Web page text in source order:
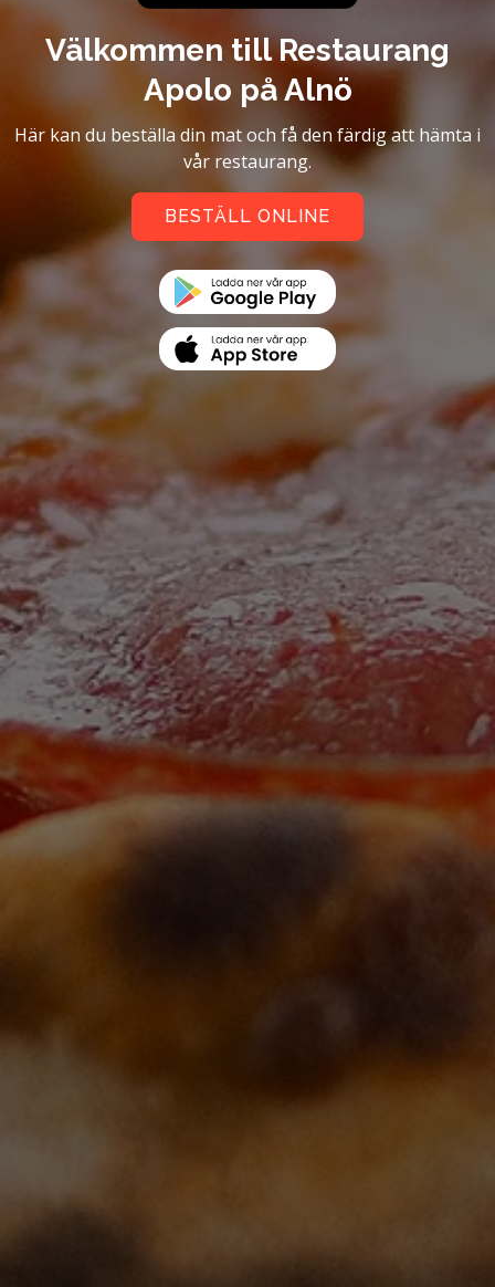
Välkommen till Restaurang
Apolo på Alnö
Här kan du beställa din mat och få den färdig att hämta i
vår restaurang.
BESTÄLL ONLINE